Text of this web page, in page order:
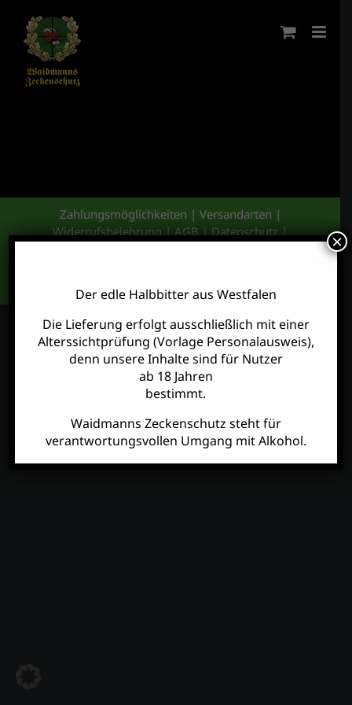
Inhalt
springen
Zahlungsmöglichkeiten | Versandarten |
Widerrufsbelehrung|AGB|Datenschutz|
Alle Preise inkl. der gesetzlichen MwSt.
Vertrag widerrufen
Der edle Halbbitter aus Westfalen
Die Lieferung erfolgt ausschließlich mit einer
Alterssichtprüfung (Vorlage Personalausweis),
denn unsere Inhalte sind für Nutzer
ab 18 Jahren
bestimmt.
Waidmanns Zeckenschutz steht für
verantwortungsvollen Umgang mit Alkohol.
×